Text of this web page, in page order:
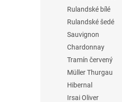
Rulandské bílé
Rulandské šedé
Sauvignon
Chardonnay
Tramín červený
Müller Thurgau
Hibernal
Irsai Oliver